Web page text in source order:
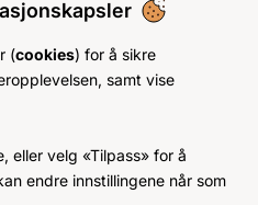
(cookies) for å sikre
samt vise
eller velg «Tilpass» for å
endre innstillingene når som